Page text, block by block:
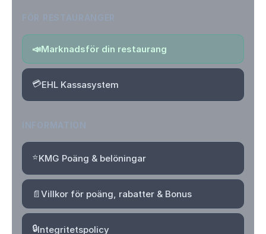
📣Marknadsför din restaurang
💳EHL Kassasystem
⭐KMG Poäng & belöningar
📄Villkor för poäng, rabatter & Bonus
🔒Integritetspolicy